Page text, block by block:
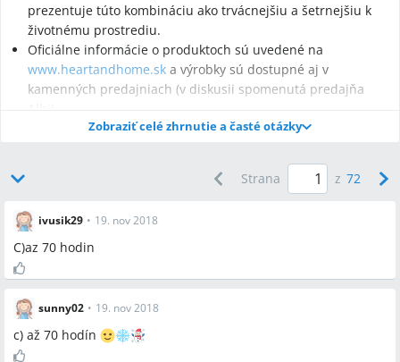
prezentuje túto kombináciu ako trvácnejšiu a šetrnejšiu k
životnému prostrediu.
Oficiálne informácie o produktoch sú uvedené na
www.heartandhome.sk a výrobky sú dostupné aj v
kamenných predajniach (v diskusii spomenutá predajňa
Q:Ako dlho horí veľká sviečka HEART & HOME?
A:Veľká sviečka HEART & HOME vydrží horieť až 70 hodín.
Q:Z čoho sú sviečky HEART & HOME vyrobené?
A:Sviečky HEART & HOME sú vyrábané zo sójového vosku, ktorý
značka uvádza ako dôvod chladnejšieho plameňa a dlhšej doby
horenia.
Zobraziť celé zhrnutie a časté otázky
Strana z 72
ivusik29 • 19. nov 2018
C)az 70 hodin
sunny02 • 19. nov 2018
c) až 70 hodín